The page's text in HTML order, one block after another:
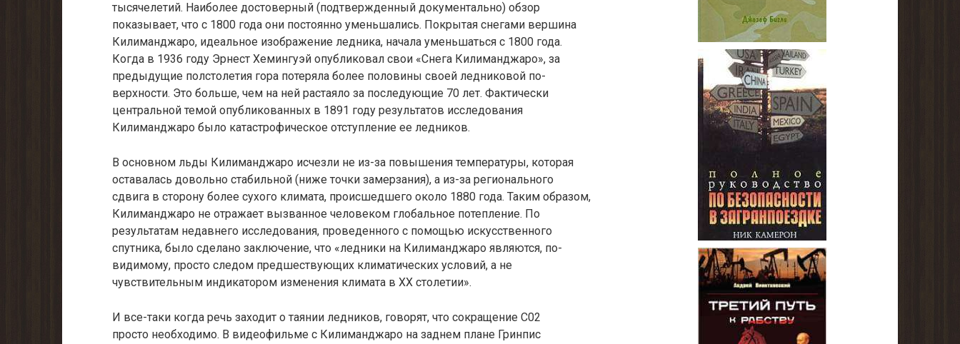
тысячелетий. Наиболее достоверный (подтвержденный документально) обзор
показывает, что с 1800 года они постоянно уменьшались. Покры­тая снегами вершина
Килиманджаро, идеальное изо­бражение ледника, начала уменьшаться с 1800 года.
Когда в 1936 году Эрнест Хемингуэй опубликовал свои «Снега Килиманджаро», за
предыдущие полстолетия гора потеряла более половины своей ледниковой по­
верхности. Это больше, чем на ней растаяло за по­следующие 70 лет. Фактически
центральной темой опубликованных в 1891 году результатов исследования
Килиманджаро было катастрофическое отступление ее ледников.
В основном льды Килиманджаро исчезли не из-за повышения температуры, которая
оставалась довольно стабильной (ниже точки замерзания), а из-за региональ­ного
сдвига в сторону более сухого климата, происшед­шего около 1880 года. Таким образом,
Килиманджаро не отражает вызванное человеком глобальное потепление. По
результатам недавнего исследования, проведенного с помощью искусственного
спутника, было сделано за­ключение, что «ледники на Килиманджаро являются, по-
видимому, просто следом предшествующих клима­тических условий, а не
чувствительным индикатором изменения климата в XX столетии».
И все-таки когда речь заходит о таянии ледников, говорят, что сокращение С02
просто необходимо. В ви­деофильме с Килиманджаро на заднем плане Гринпис